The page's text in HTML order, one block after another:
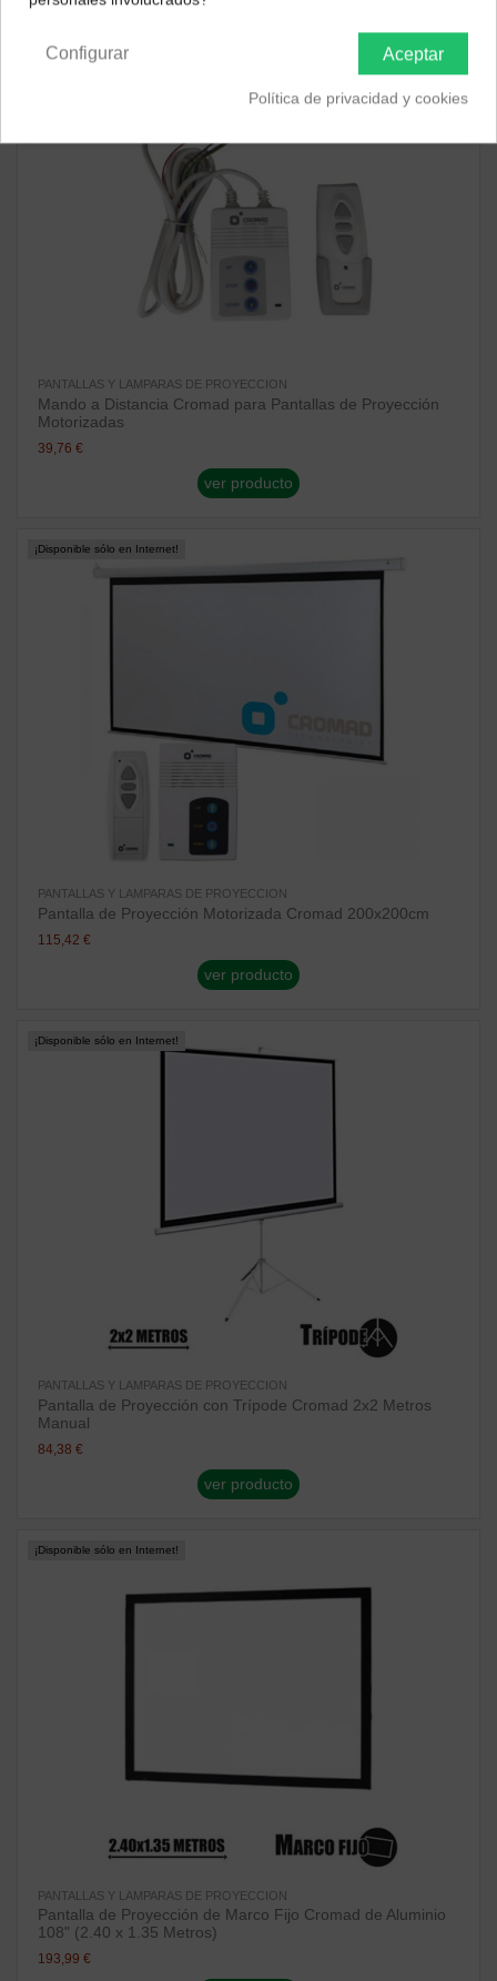
PANTALLAS Y LAMPARAS DE PROYECCION
Mando a Distancia Cromad para Pantallas de Proyección
Motorizadas
39,76 €
ver producto
¡Disponible sólo en Internet!
PANTALLAS Y LAMPARAS DE PROYECCION
Pantalla de Proyección Motorizada Cromad 200x200cm
115,42 €
ver producto
¡Disponible sólo en Internet!
PANTALLAS Y LAMPARAS DE PROYECCION
Pantalla de Proyección con Trípode Cromad 2x2 Metros
Manual
84,38 €
ver producto
¡Disponible sólo en Internet!
PANTALLAS Y LAMPARAS DE PROYECCION
Pantalla de Proyección de Marco Fijo Cromad de Aluminio
108" (2.40 x 1.35 Metros)
193,99 €
Aceptar
Configurar
Política de privacidad y cookies